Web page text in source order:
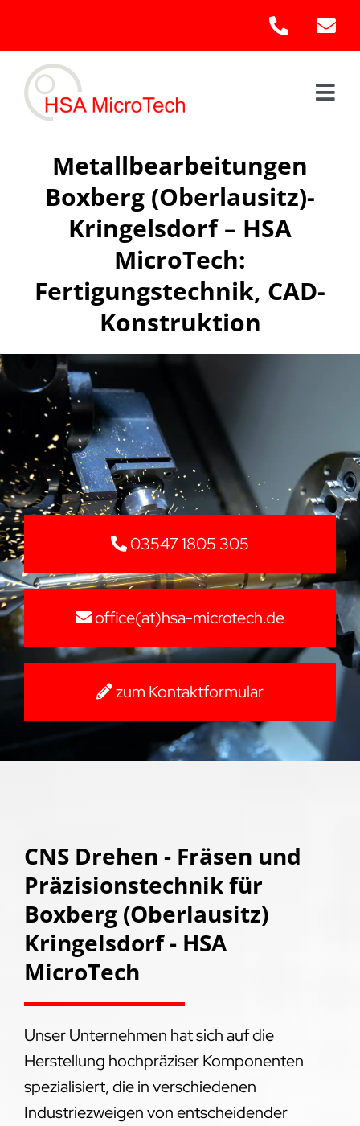
content
Metallbearbeitungen
Boxberg (Oberlausitz)-
Kringelsdorf – HSA
MicroTech:
Fertigungstechnik, CAD-
Konstruktion
03547 1805 305
office(at)hsa-microtech.de
zum Kontaktformular
CNS Drehen - Fräsen und
Präzisionstechnik für
Boxberg (Oberlausitz)
Kringelsdorf - HSA
MicroTech
Unser Unternehmen hat sich auf die
Herstellung hochpräziser Komponenten
spezialisiert, die in verschiedenen
Industriezweigen von entscheidender